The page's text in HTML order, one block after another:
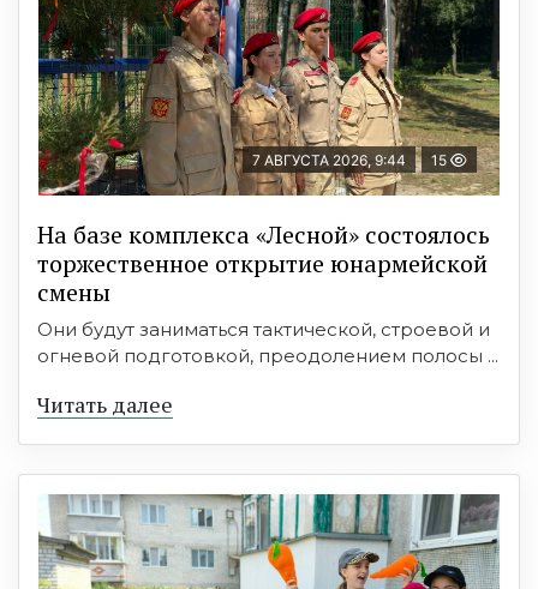
7 АВГУСТА 2026, 9:44 15
На базе комплекса «Лесной» состоялось
торжественное открытие юнармейской
смены
Они будут заниматься тактической, строевой и
огневой подготовкой, преодолением полосы ...
Читать далее